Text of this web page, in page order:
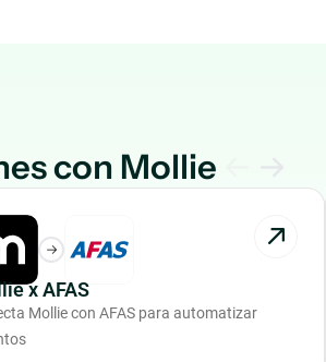
con Mollie
x AFAS
Mollie con AFAS para automatizar